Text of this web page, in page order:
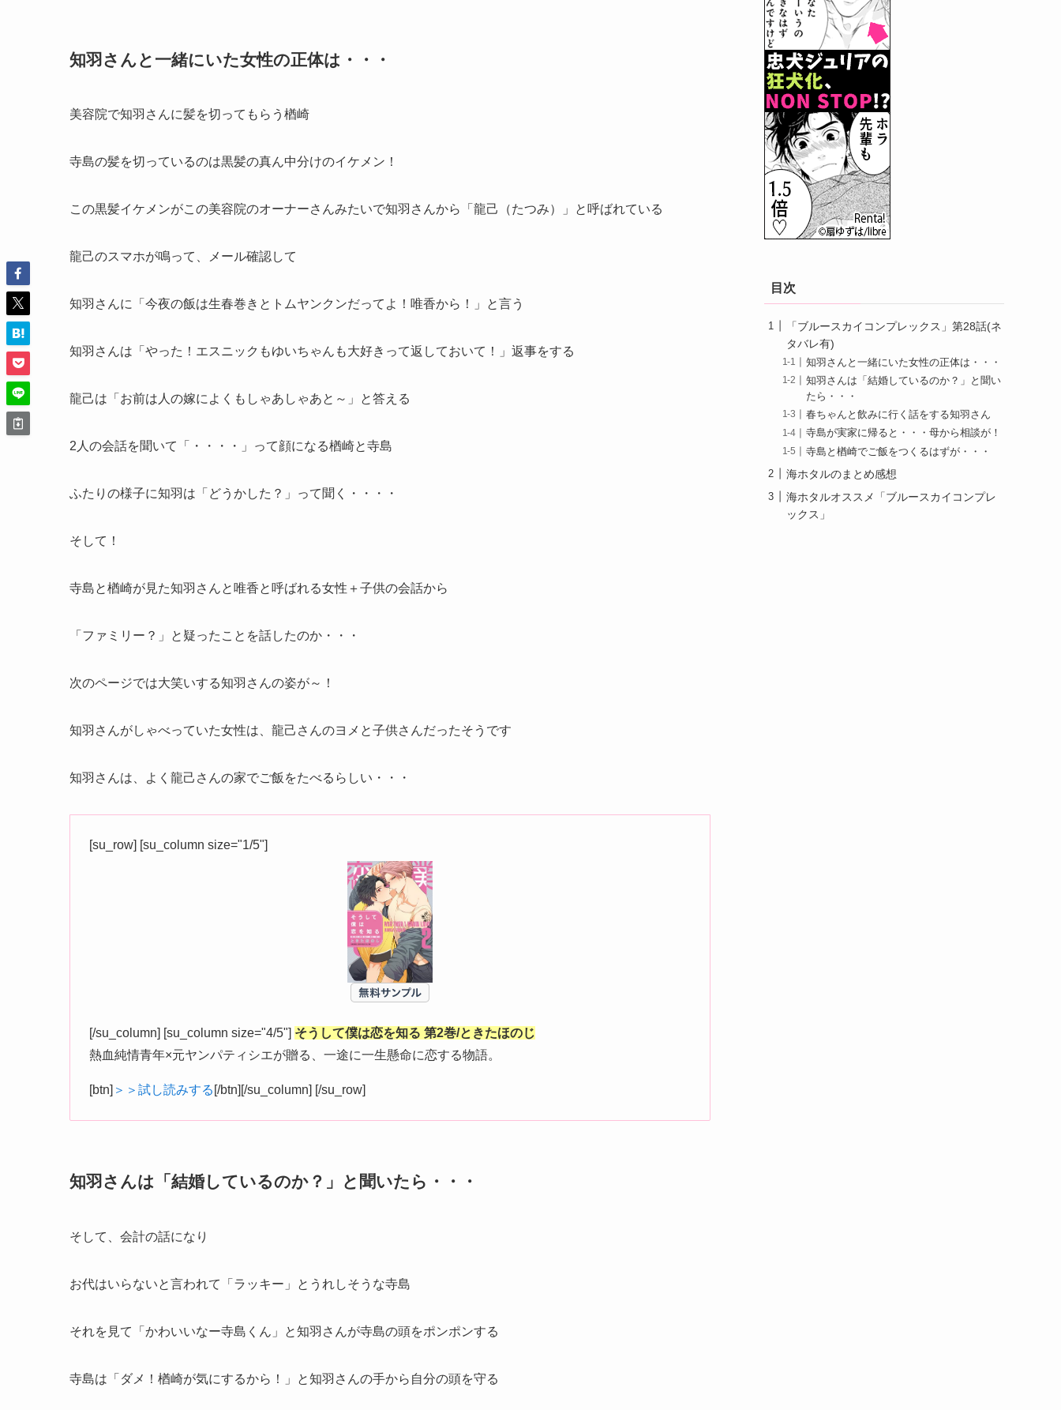
知羽さんと一緒にいた女性の正体は・・・
美容院で知羽さんに髪を切ってもらう楢崎
寺島の髪を切っているのは黒髪の真ん中分けのイケメン！
この黒髪イケメンがこの美容院のオーナーさんみたいで知羽さんから「龍己（たつみ）」と呼ばれている
龍己のスマホが鳴って、メール確認して
知羽さんに「今夜の飯は生春巻きとトムヤンクンだってよ！唯香から！」と言う
知羽さんは「やった！エスニックもゆいちゃんも大好きって返しておいて！」返事をする
龍己は「お前は人の嫁によくもしゃあしゃあと～」と答える
2人の会話を聞いて「・・・・」って顔になる楢崎と寺島
ふたりの様子に知羽は「どうかした？」って聞く・・・・
そして！
寺島と楢崎が見た知羽さんと唯香と呼ばれる女性＋子供の会話から
「ファミリー？」と疑ったことを話したのか・・・
次のページでは大笑いする知羽さんの姿が～！
知羽さんがしゃべっていた女性は、龍己さんのヨメと子供さんだったそうです
知羽さんは、よく龍己さんの家でご飯をたべるらしい・・・
[su_row] [su_column size="1/5"]
[/su_column] [su_column size="4/5"] そうして僕は恋を知る 第2巻/ときたほのじ
熱血純情青年×元ヤンパティシエが贈る、一途に一生懸命に恋する物語。
[btn] ＞＞試し読みする [/btn][/su_column] [/su_row]
知羽さんは「結婚しているのか？」と聞いたら・・・
そして、会計の話になり
お代はいらないと言われて「ラッキー」とうれしそうな寺島
それを見て「かわいいなー寺島くん」と知羽さんが寺島の頭をポンポンする
寺島は「ダメ！楢崎が気にするから！」と知羽さんの手から自分の頭を守る
目次
「ブルースカイコンプレックス」第28話(ネ
タバレ有)
知羽さんと一緒にいた女性の正体は・・・
知羽さんは「結婚しているのか？」と聞い
たら・・・
春ちゃんと飲みに行く話をする知羽さん
寺島が実家に帰ると・・・母から相談が！
寺島と楢崎でご飯をつくるはずが・・・
海ホタルのまとめ感想
海ホタルオススメ「ブルースカイコンプレ
ックス」